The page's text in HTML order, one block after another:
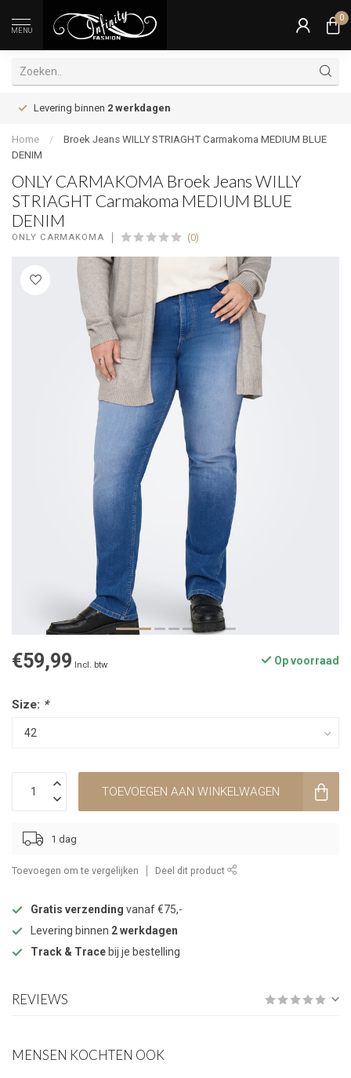
MENU
0
Levering binnen 2 werkdagen
Home /
Broek Jeans WILLY STRIAGHT Carmakoma MEDIUM BLUE
DENIM
ONLY CARMAKOMA Broek Jeans WILLY
STRIAGHT Carmakoma MEDIUM BLUE
DENIM
ONLY CARMAKOMA (0)
€59,99 Incl. btw Op voorraad
Size: *
TOEVOEGEN AAN WINKELWAGEN
1 dag
Toevoegen om te vergelijken Deel dit product
Gratis verzending vanaf €75,-
Levering binnen 2 werkdagen
Track & Trace bij je bestelling
REVIEWS
MENSEN KOCHTEN OOK